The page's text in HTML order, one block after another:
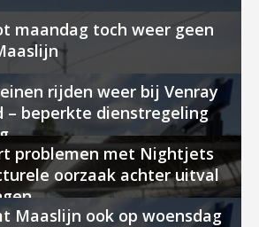
maandag toch weer geen
rijden weer bij Venray
– beperkte dienstregeling
problemen met Nightjets
oorzaak achter uitval
Maaslijn ook op woensdag